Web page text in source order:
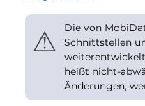
⚠
Die von
Schnittstellen
heißt nicht-
Änderungen,